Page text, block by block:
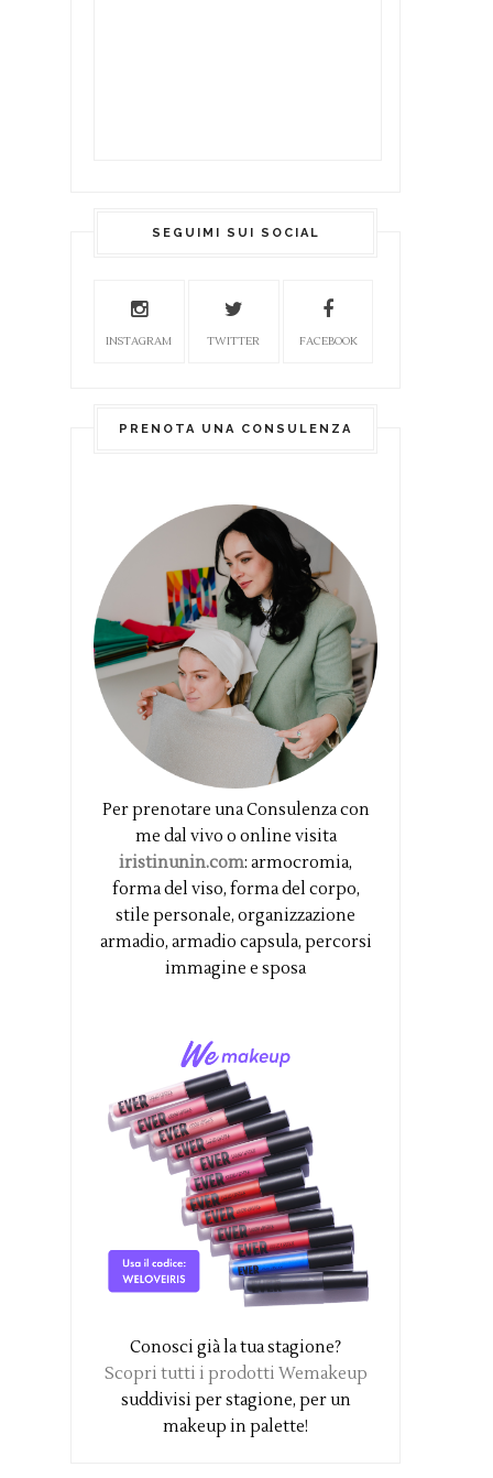
SEGUIMI SUI SOCIAL
INSTAGRAM TWITTER FACEBOOK
PRENOTA UNA CONSULENZA
Per prenotare una Consulenza con
me dal vivo o online visita
iristinunin.com: armocromia,
forma del viso, forma del corpo,
stile personale, organizzazione
armadio, armadio capsula, percorsi
immagine e sposa
Conosci già la tua stagione?
Scopri tutti i prodotti Wemakeup
suddivisi per stagione, per un
makeup in palette!